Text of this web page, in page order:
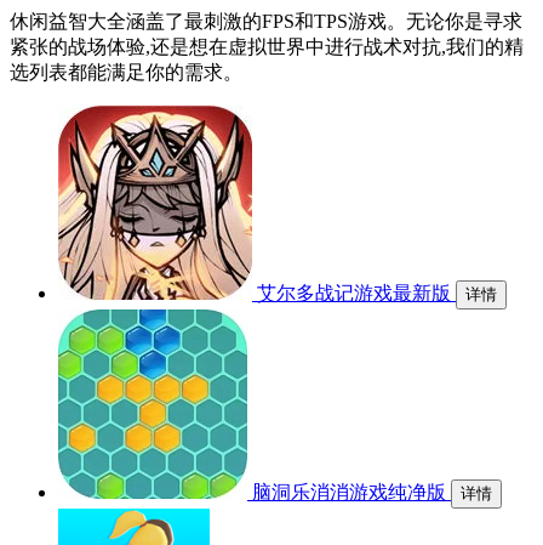
休闲益智大全涵盖了最刺激的FPS和TPS游戏。无论你是寻求
紧张的战场体验,还是想在虚拟世界中进行战术对抗,我们的精
选列表都能满足你的需求。
艾尔多战记游戏最新版 详情
脑洞乐消消游戏纯净版 详情